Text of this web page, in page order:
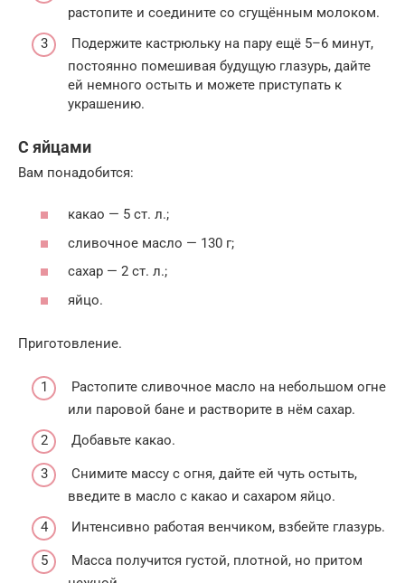
растопите и соедините со сгущённым молоком.
Подержите кастрюльку на пару ещё 5–6 минут,
постоянно помешивая будущую глазурь, дайте
ей немного остыть и можете приступать к
украшению.
С яйцами
Вам понадобится:
какао — 5 ст. л.;
сливочное масло — 130 г;
сахар — 2 ст. л.;
яйцо.
Приготовление.
Растопите сливочное масло на небольшом огне
или паровой бане и растворите в нём сахар.
Добавьте какао.
Снимите массу с огня, дайте ей чуть остыть,
введите в масло с какао и сахаром яйцо.
Интенсивно работая венчиком, взбейте глазурь.
Масса получится густой, плотной, но притом